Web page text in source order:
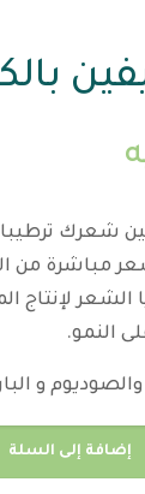
شعرك ترطيبا
مباشرة من
النمو.
و
إضافة إلى السلة